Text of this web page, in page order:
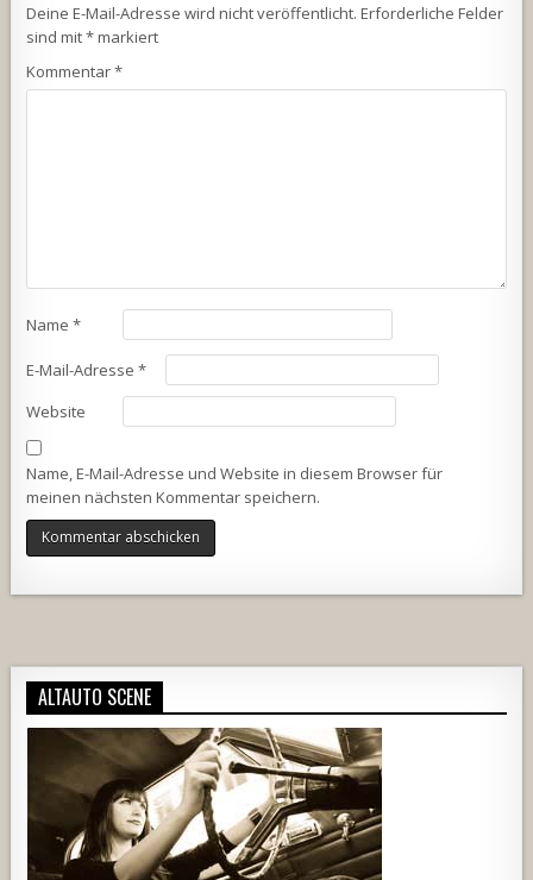
Deine E-Mail-Adresse wird nicht veröffentlicht. Erforderliche Felder
sind mit*markiert
Kommentar*
Name*
E-Mail-Adresse*
Website
Name, E-Mail-Adresse und Website in diesem Browser für
meinen nächsten Kommentar speichern.
ALTAUTO SCENE